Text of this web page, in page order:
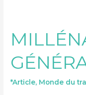
*Article, Monde du
GÉNÉRATION
Z